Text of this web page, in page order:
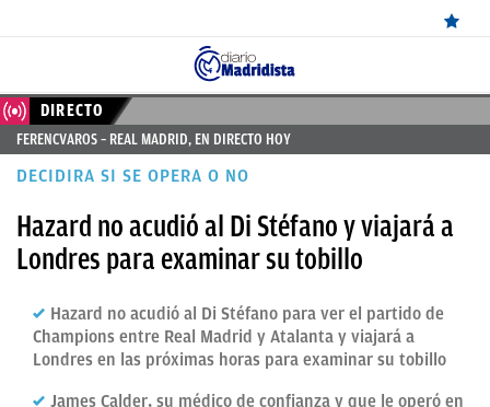
ÚLTIMAS
NOTICIAS
MADRID
BALONCESTO
CANTERA
FICHAJES
DIRECTO
DIRECTO
FERENCVAROS – REAL MADRID, EN DIRECTO HOY
DECIDIRA SI SE OPERA O NO
Hazard no acudió al Di Stéfano y viajará a
Londres para examinar su tobillo
Hazard no acudió al Di Stéfano para ver el partido de
Champions entre Real Madrid y Atalanta y viajará a
Londres en las próximas horas para examinar su tobillo
James Calder, su médico de confianza y que le operó en